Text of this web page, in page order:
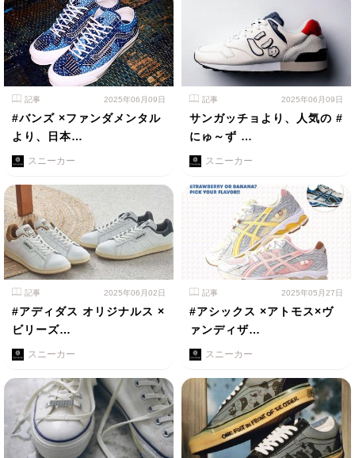
記事 2025年06月09日
#バンズ ×ファンダメンタル
より、日本…
スニーカー
記事 2025年06月09日
サンガッチョより、人気の #
にゅ～ず …
スニーカー
記事 2025年06月02日
#アディダス オリジナルス ×
ビリーズ…
スニーカー
記事 2025年05月27日
#アシックス ×アトモス×ヴ
ァンディザ…
スニーカー